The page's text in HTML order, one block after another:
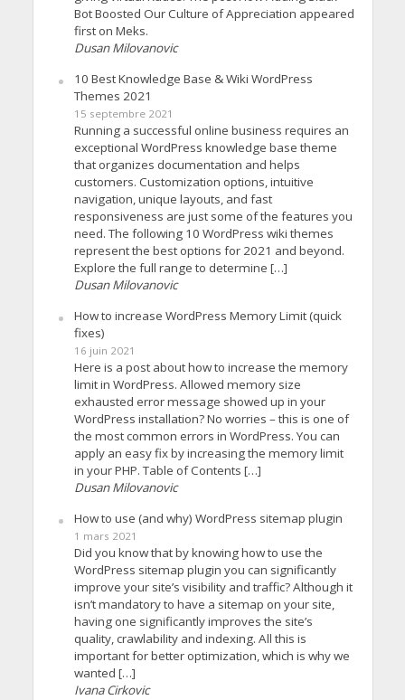
Bot Boosted Our Culture of Appreciation appeared
first on Meks.
Dusan Milovanovic
10 Best Knowledge Base & Wiki WordPress
Themes 2021
15 septembre 2021
Running a successful online business requires an
exceptional WordPress knowledge base theme
that organizes documentation and helps
customers. Customization options, intuitive
navigation, unique layouts, and fast
responsiveness are just some of the features you
need. The following 10 WordPress wiki themes
represent the best options for 2021 and beyond.
Explore the full range to determine […]
Dusan Milovanovic
How to increase WordPress Memory Limit (quick
fixes)
16 juin 2021
Here is a post about how to increase the memory
limit in WordPress. Allowed memory size
exhausted error message showed up in your
WordPress installation? No worries – this is one of
the most common errors in WordPress. You can
apply an easy fix by increasing the memory limit
in your PHP. Table of Contents […]
Dusan Milovanovic
How to use (and why) WordPress sitemap plugin
1 mars 2021
Did you know that by knowing how to use the
WordPress sitemap plugin you can significantly
improve your site’s visibility and traffic? Although it
isn’t mandatory to have a sitemap on your site,
having one significantly improves the site’s
quality, crawlability and indexing. All this is
important for better optimization, which is why we
wanted […]
Ivana Cirkovic